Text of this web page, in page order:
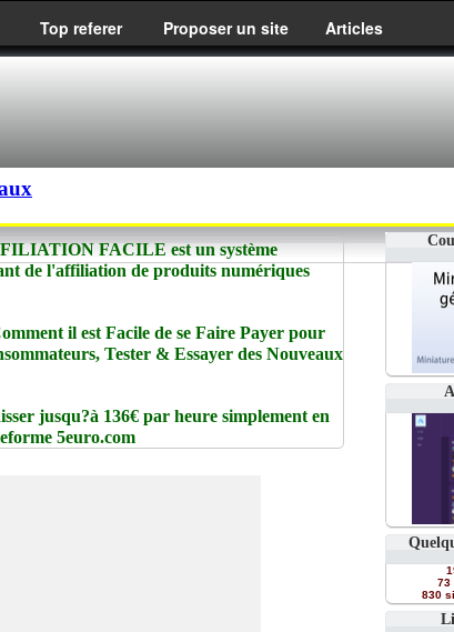
Top referer Proposer un site Articles
73
830
FACILE est un système
de l'affiliation de produits numériques
il est Facile de se Faire Payer pour
Tester & Essayer des Nouveaux
jusqu?à 136€ par heure simplement en
5euro.com